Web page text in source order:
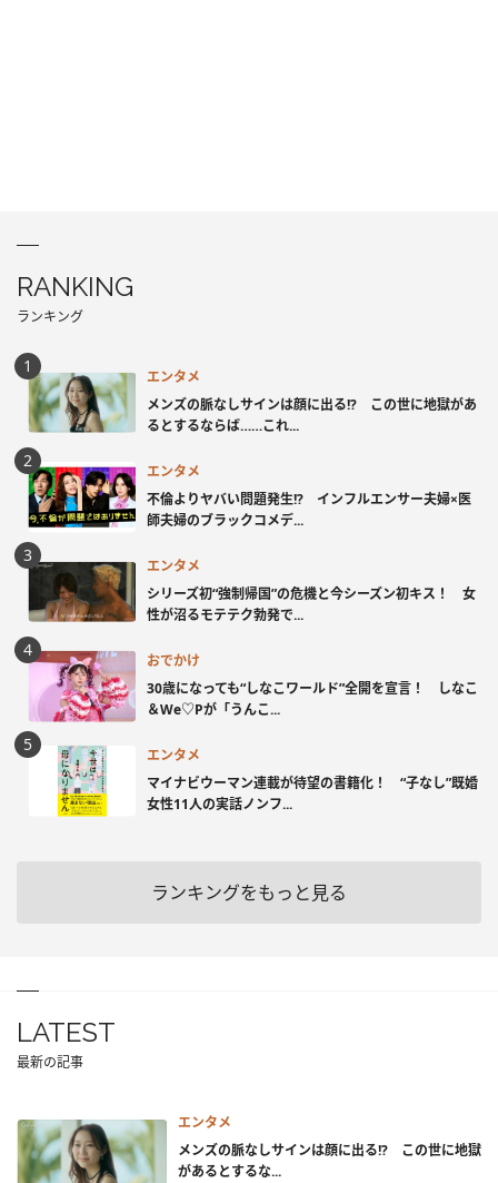
RANKING
ランキング
エンタメ
メンズの脈なしサインは顔に出る!? この世に地獄があ
るとするならば……これ...
エンタメ
不倫よりヤバい問題発生!? インフルエンサー夫婦×医
師夫婦のブラックコメデ...
エンタメ
シリーズ初“強制帰国”の危機と今シーズン初キス！ 女
性が沼るモテテク勃発で...
おでかけ
30歳になっても“しなこワールド”全開を宣言！ しなこ
＆We♡Pが「うんこ...
エンタメ
マイナビウーマン連載が待望の書籍化！ “子なし”既婚
女性11人の実話ノンフ...
ランキングをもっと見る
LATEST
最新の記事
エンタメ
メンズの脈なしサインは顔に出る!? この世に地獄
があるとするな...